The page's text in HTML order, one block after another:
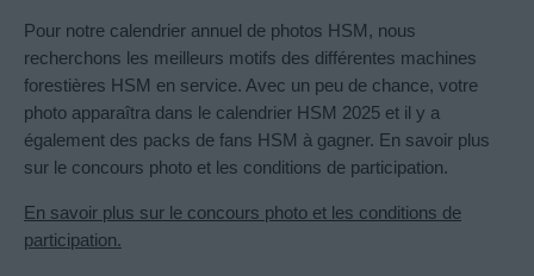
Pour notre calendrier annuel de photos HSM, nous
recherchons les meilleurs motifs des différentes machines
forestières HSM en service. Avec un peu de chance, votre
photo apparaîtra dans le calendrier HSM 2025 et il y a
également des packs de fans HSM à gagner. En savoir plus
sur le concours photo et les conditions de participation.
En savoir plus sur le concours photo et les conditions de
participation.